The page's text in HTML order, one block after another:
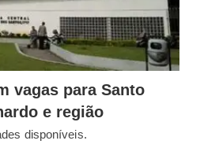
vagas para Santo
e região
disponíveis.